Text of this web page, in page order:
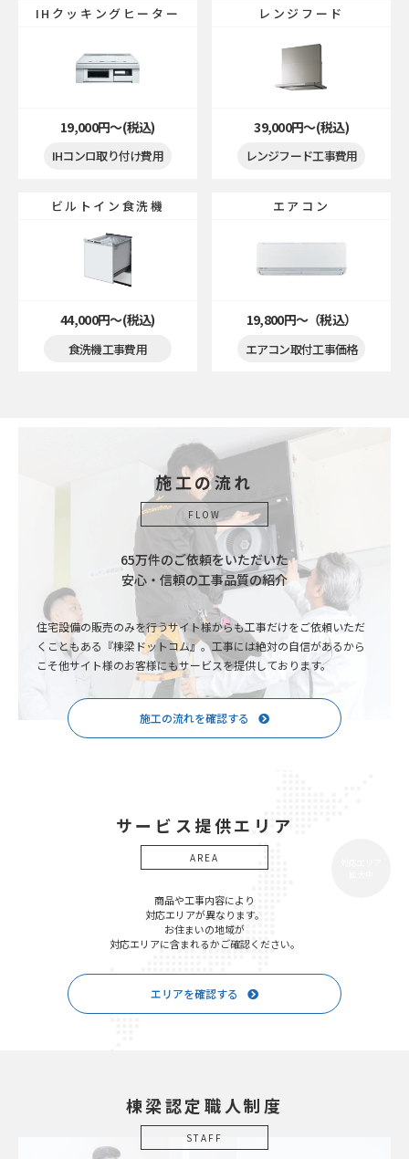
IHクッキングヒーター
19,000円〜(税込)
IHコンロ取り付け費用
レンジフード
39,000円〜(税込)
レンジフード工事費用
ビルトイン食洗機
44,000円〜(税込)
食洗機工事費用
エアコン
19,800円〜（税込）
エアコン取付工事価格
施工の流れ
FLOW
65万件のご依頼をいただいた
安心・信頼の工事品質の紹介
住宅設備の販売のみを行うサイト様からも工事だけをご依頼いただ
くこともある『棟梁ドットコム』。工事には絶対の自信があるから
こそ他サイト様のお客様にもサービスを提供しております。
施工の流れを確認する
サービス提供エリア
AREA
商品や工事内容により
対応エリアが異なります。
お住まいの地域が
対応エリアに含まれるかご確認ください。
エリアを確認する
棟梁認定職人制度
STAFF